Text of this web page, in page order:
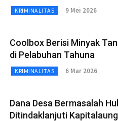
KRIMINALITAS 9 Mei 2026
Coolbox Berisi Minyak
di Pelabuhan Tahuna
KRIMINALITAS 6 Mar 2026
Dana Desa Bermasalah
Ditindaklanjuti Kapitalaung